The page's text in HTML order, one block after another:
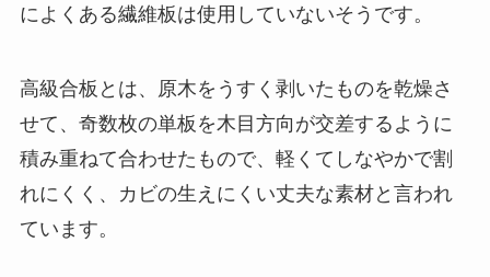
によくある繊維板は使用していないそうです。
高級合板とは、原木をうすく剥いたものを乾燥さ
せて、奇数枚の単板を木目方向が交差するように
積み重ねて合わせたもので、 軽くてしなやかで割
れにくく、カビの生えにくい丈夫な素材と言われ
ています。